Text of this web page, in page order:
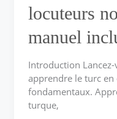
locuteurs
manuel
Introduction
apprendre le turc
fondamentaux.
turque,